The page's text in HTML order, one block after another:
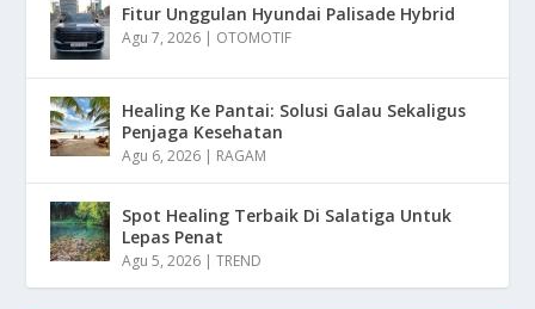
Fitur Unggulan Hyundai Palisade Hybrid
Agu 7, 2026 | OTOMOTIF
Healing Ke Pantai: Solusi Galau Sekaligus
Penjaga Kesehatan
Agu 6, 2026 | RAGAM
Spot Healing Terbaik Di Salatiga Untuk
Lepas Penat
Agu 5, 2026 |TREND